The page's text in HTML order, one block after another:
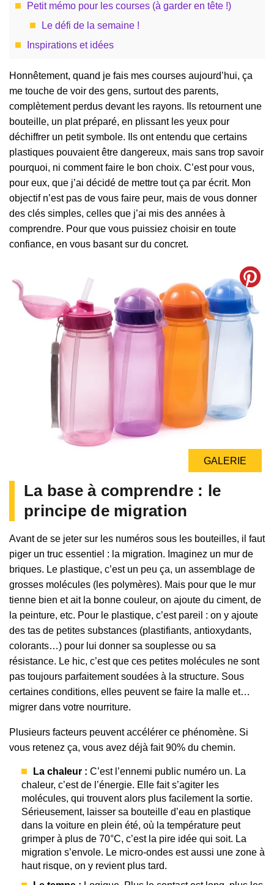
Petit mémo pour les courses (à garder en tête !)
Le défi de la semaine !
Inspirations et idées
Honnêtement, quand je fais mes courses aujourd’hui, ça
me touche de voir des gens, surtout des parents,
complètement perdus devant les rayons. Ils retournent une
bouteille, un plat préparé, en plissant les yeux pour
déchiffrer un petit symbole. Ils ont entendu que certains
plastiques pouvaient être dangereux, mais sans trop savoir
pourquoi, ni comment faire le bon choix. C’est pour vous,
pour eux, que j’ai décidé de mettre tout ça par écrit. Mon
objectif n’est pas de vous faire peur, mais de vous donner
des clés simples, celles que j’ai mis des années à
comprendre. Pour que vous puissiez choisir en toute
confiance, en vous basant sur du concret.
GALERIE
La base à comprendre : le
principe de migration
Avant de se jeter sur les numéros sous les bouteilles, il faut
piger un truc essentiel : la migration. Imaginez un mur de
briques. Le plastique, c’est un peu ça, un assemblage de
grosses molécules (les polymères). Mais pour que le mur
tienne bien et ait la bonne couleur, on ajoute du ciment, de
la peinture, etc. Pour le plastique, c’est pareil : on y ajoute
des tas de petites substances (plastifiants, antioxydants,
colorants…) pour lui donner sa souplesse ou sa
résistance. Le hic, c’est que ces petites molécules ne sont
pas toujours parfaitement soudées à la structure. Sous
certaines conditions, elles peuvent se faire la malle et…
migrer dans votre nourriture.
Plusieurs facteurs peuvent accélérer ce phénomène. Si
vous retenez ça, vous avez déjà fait 90% du chemin.
La chaleur : C’est l’ennemi public numéro un. La
chaleur, c’est de l’énergie. Elle fait s’agiter les
molécules, qui trouvent alors plus facilement la sortie.
Sérieusement, laisser sa bouteille d’eau en plastique
dans la voiture en plein été, où la température peut
grimper à plus de 70°C, c’est la pire idée qui soit. La
migration s’envole. Le micro-ondes est aussi une zone à
haut risque, on y revient plus tard.